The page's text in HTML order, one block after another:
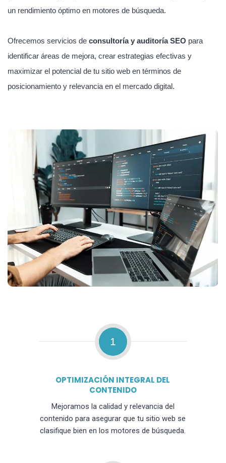
un rendimiento óptimo en motores de búsqueda.
Ofrecemos servicios de consultoría y auditoría SEO para
identificar áreas de mejora, crear estrategias efectivas y
maximizar el potencial de tu sitio web en términos de
posicionamiento y relevancia en el mercado digital.
1
OPTIMIZACIÓN INTEGRAL DEL
CONTENIDO
Mejoramos la calidad y relevancia del
contenido para asegurar que tu sitio web se
clasifique bien en los motores de búsqueda.